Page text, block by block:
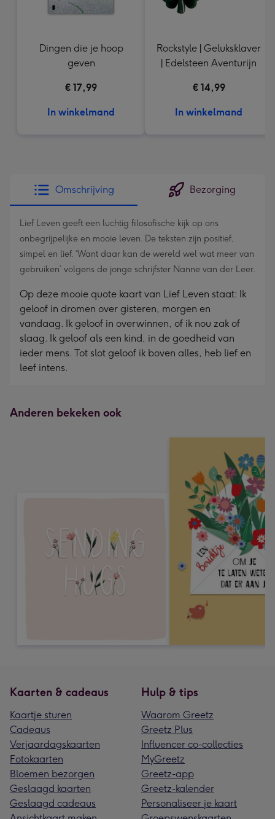
Dingen die je hoop
geven
€ 17,99
In winkelmand
Rockstyle | Geluksklaver
| Edelsteen Aventurijn
€ 14,99
In winkelmand
Omschrijving Bezorging
Lief Leven geeft een luchtig filosofische kijk op ons
onbegrijpelijke en mooie leven. De teksten zijn positief,
simpel en lief. ‘Want daar kan de wereld wel wat meer van
gebruiken’ volgens de jonge schrijfster Nanne van der Leer.
Op deze mooie quote kaart van Lief Leven staat: Ik
geloof in dromen over gisteren, morgen en
vandaag. Ik geloof in overwinnen, of ik nou zak of
slaag. Ik geloof als een kind, in de goedheid van
ieder mens. Tot slot geloof ik boven alles, heb lief en
leef intens.
Anderen bekeken ook
Kaarten & cadeaus
Kaartje sturen
Cadeaus
Verjaardagskaarten
Fotokaarten
Bloemen bezorgen
Geslaagd kaarten
Geslaagd cadeaus
Hulp & tips
Waarom Greetz
Greetz Plus
Influencer co-collecties
MyGreetz
Greetz-app
Greetz-kalender
Personaliseer je kaart